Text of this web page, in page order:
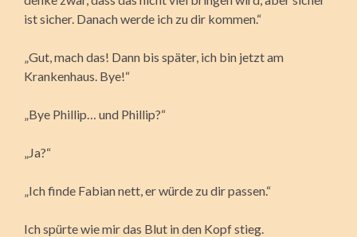
ist sicher. Danach werde ich zu dir kommen.“
„Gut, mach das! Dann bis später, ich bin jetzt am
Krankenhaus. Bye!“
„Bye Phillip… und Phillip?“
„Ja?“
„Ich finde Fabian nett, er würde zu dir passen.“
Ich spürte wie mir das Blut in den Kopf stieg.